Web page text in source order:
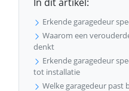
Erkende garagedeur
Waarom een
denkt
Erkende garagedeur
tot installatie
Welke garagedeur past